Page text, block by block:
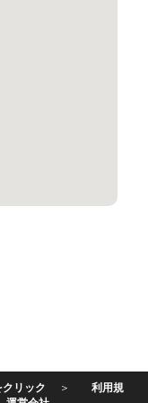
クリック ＞
利用規